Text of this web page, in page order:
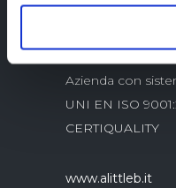
Azienda con
UNI EN ISO
CERTIQUALITY
www.alittleb.it